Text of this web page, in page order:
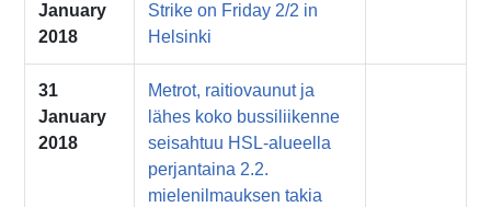
January
2018
Strike on Friday 2/2 in
Helsinki
31
January
2018
Metrot, raitiovaunut ja
lähes koko bussiliikenne
seisahtuu HSL-alueella
perjantaina 2.2.
mielenilmauksen takia